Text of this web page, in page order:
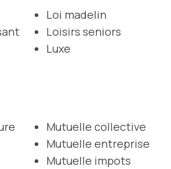
Loi madelin
Loisirs seniors
Luxe
Mutuelle collective
Mutuelle entreprise
Mutuelle impots